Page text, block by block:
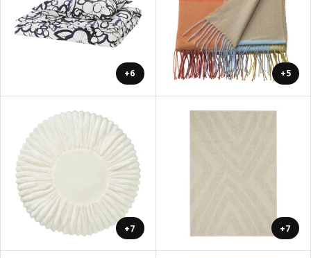
+6 +5
+7 +7